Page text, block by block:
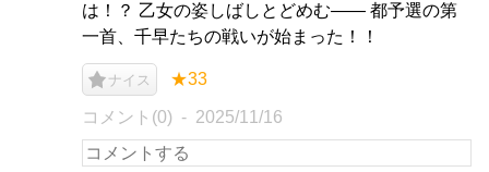
は！？ 乙女の姿しばしとどめむ―― 都予選の第
一首、千早たちの戦いが始まった！！
ナイス ★33
コメント(0) 2025/11/16